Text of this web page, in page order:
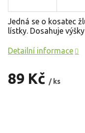
89 Kč / ks
Jedná se o kosatec
lístky. Dosahuje
Detailní informace